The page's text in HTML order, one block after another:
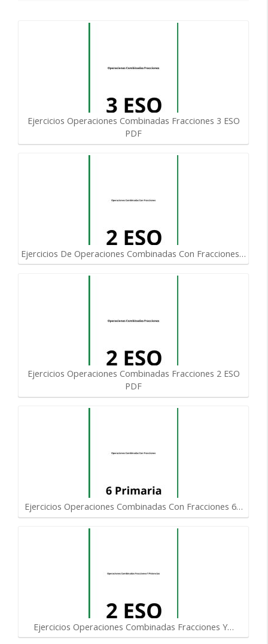
Ejercicios Operaciones Combinadas Fracciones 3 ESO
PDF
Ejercicios De Operaciones Combinadas Con Fracciones…
Ejercicios Operaciones Combinadas Fracciones 2 ESO
PDF
Ejercicios Operaciones Combinadas Con Fracciones 6…
Ejercicios Operaciones Combinadas Fracciones Y…